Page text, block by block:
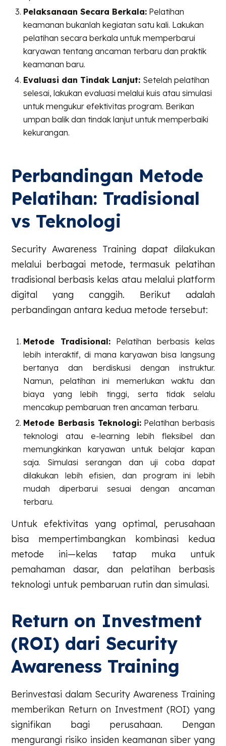
Pelaksanaan Secara Berkala: Pelatihan
keamanan bukanlah kegiatan satu kali. Lakukan
pelatihan secara berkala untuk memperbarui
karyawan tentang ancaman terbaru dan praktik
keamanan baru.
Evaluasi dan Tindak Lanjut: Setelah pelatihan
selesai, lakukan evaluasi melalui kuis atau simulasi
untuk mengukur efektivitas program. Berikan
umpan balik dan tindak lanjut untuk memperbaiki
kekurangan.
Perbandingan Metode
Pelatihan: Tradisional
vs Teknologi
Security Awareness Training dapat dilakukan
melalui berbagai metode, termasuk pelatihan
tradisional berbasis kelas atau melalui platform
digital yang canggih. Berikut adalah
perbandingan antara kedua metode tersebut:
Metode Tradisional: Pelatihan berbasis kelas
lebih interaktif, di mana karyawan bisa langsung
bertanya dan berdiskusi dengan instruktur.
Namun, pelatihan ini memerlukan waktu dan
biaya yang lebih tinggi, serta tidak selalu
mencakup pembaruan tren ancaman terbaru.
Metode Berbasis Teknologi: Pelatihan berbasis
teknologi atau e-learning lebih fleksibel dan
memungkinkan karyawan untuk belajar kapan
saja. Simulasi serangan dan uji coba dapat
dilakukan lebih efisien, dan program ini lebih
mudah diperbarui sesuai dengan ancaman
terbaru.
Untuk efektivitas yang optimal, perusahaan
bisa mempertimbangkan kombinasi kedua
metode ini—kelas tatap muka untuk
pemahaman dasar, dan pelatihan berbasis
teknologi untuk pembaruan rutin dan simulasi.
Return on Investment
(ROI) dari Security
Awareness Training
Berinvestasi dalam Security Awareness Training
memberikan Return on Investment (ROI) yang
signifikan bagi perusahaan. Dengan
mengurangi risiko insiden keamanan siber yang